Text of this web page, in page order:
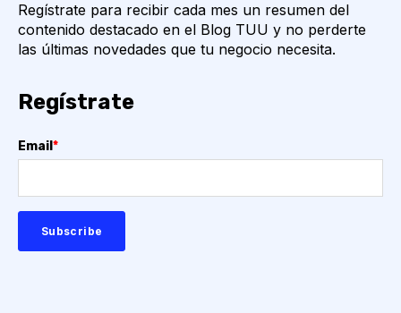
Regístrate para recibir cada mes un resumen del
contenido destacado en el Blog TUU y no perderte
las últimas novedades que tu negocio necesita.
Regístrate
Email *